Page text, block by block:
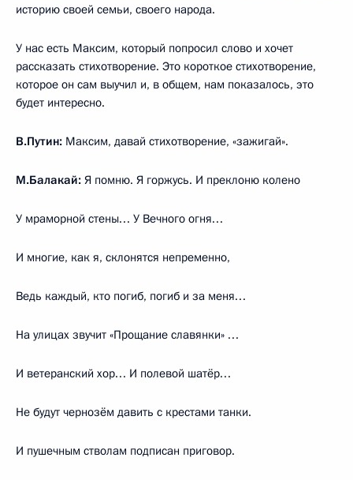
историю своей семьи, своего народа.
У нас есть Максим, который попросил слово и хочет
рассказать стихотворение. Это короткое стихотворение,
которое он сам выучил и, в общем, нам показалось, это
будет интересно.
В.Путин: Максим, давай стихотворение, «зажигай».
М.Балакай: Я помню. Я горжусь. И преклоню колено
У мраморной стены… У Вечного огня…
И многие, как я, склонятся непременно,
Ведь каждый, кто погиб, погиб и за меня…
На улицах звучит «Прощание славянки» …
И ветеранский хор… И полевой шатёр…
Не будут чернозём давить с крестами танки.
И пушечным стволам подписан приговор.